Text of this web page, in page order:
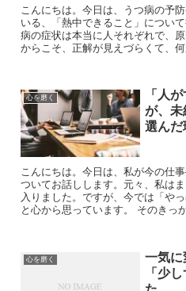
こんにちは。今日は、うつ病の予
いる、「熱中できること」につい
病の症状は本当に人それぞれで、
からこそ、正解が見えづらくて、
心を磨く
「人
が、未
選んだ
こんにちは。今日は、私が今の仕
ついてお話しします。元々、私は
入りました。ですが、今では「や
と心から思っています。 そのきっ
心を磨く
一気に
「少